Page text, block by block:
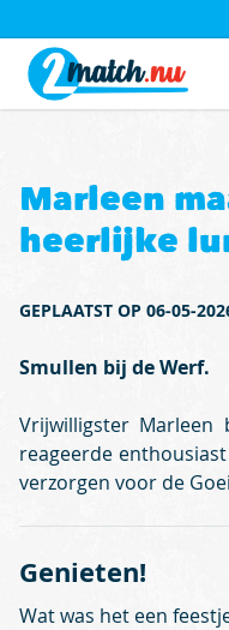
Marleen
heerlijke
GEPLAATST OP 06-05-
Smullen bij de Werf.
Vrijwilligster Marleen
reageerde
verzorgen voor de
Genieten!
Wat was het een